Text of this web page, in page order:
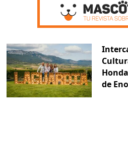
de